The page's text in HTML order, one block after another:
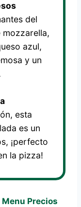
del
mozzarella,
azul,
y un
esta
es un
¡perfecto
la pizza!
Precios